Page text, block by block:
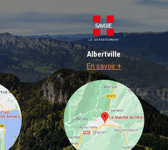
Albertville
En savoir +